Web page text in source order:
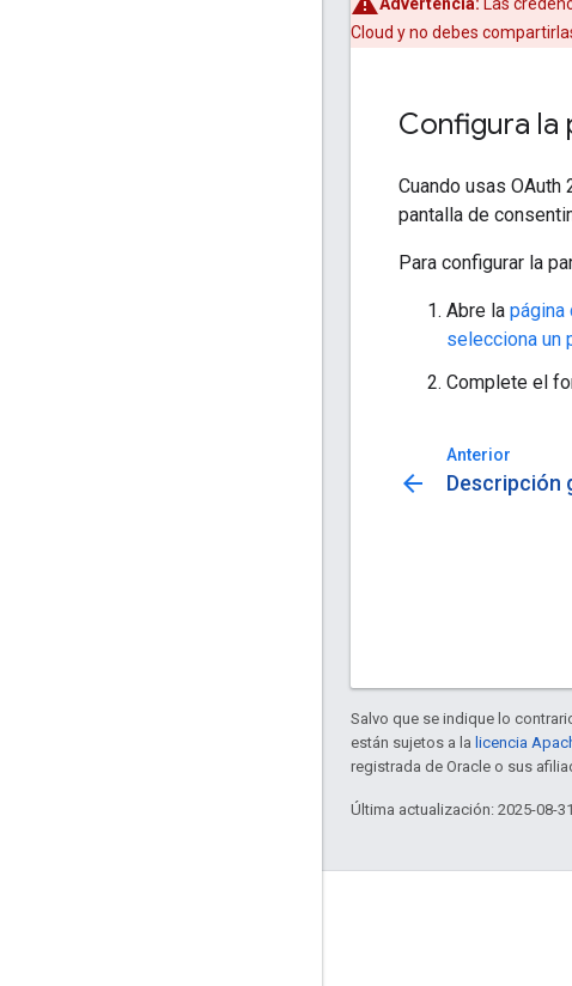
Cloud y no debes
Configura la
Cuando usas
pantalla de
Para configurar la
Abre la página
selecciona un
Complete el
Anterior
arrow_back Descripción
Salvo que se indique lo
están sujetos a la licencia
registrada de Oracle o sus
Última actualización: 2025-08-